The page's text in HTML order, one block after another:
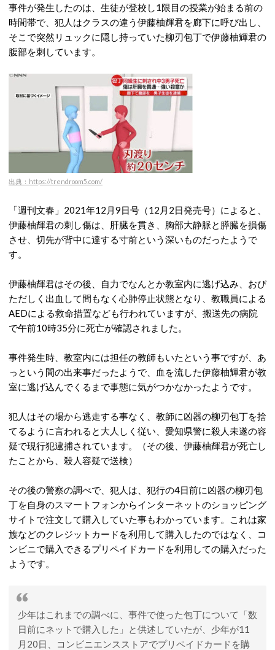
事件が発生したのは、生徒が登校し1限目の授業が始まる前の
時間帯で、犯人はクラスの違う伊藤柚輝君を廊下に呼び出し、
そこで突然リュックに隠し持っていた柳刃包丁で伊藤柚輝君の
腹部を刺しています。
出典：https://trendroom5.com/
「週刊文春」2021年12月9日号（12月2日発売号）によると、
伊藤柚輝君の刺し傷は、肝臓を貫き、胸部大静脈と膵臓を損傷
させ、切先が背中に達する寸前という深いものだったようで
す。
伊藤柚輝君はその後、自力でなんとか教室内に逃げ込み、おび
ただしく出血して間もなく心肺停止状態となり、教職員による
AEDによる救命措置なども行われていますが、搬送先の病院
で午前10時35分に死亡が確認されました。
事件発生時、教室内には担任の教師もいたという事ですが、あ
っという間の出来事だったようで、血を流した伊藤柚輝君が教
室に逃げ込んでくるまで事態に気がつかなかったようです。
犯人はその場から逃走する事なく、教師に凶器の柳刃包丁を捨
てるように言われると大人しく従い、愛知県警に殺人未遂の容
疑で現行犯逮捕されています。（その後、伊藤柚輝君が死亡し
たことから、殺人容疑で送検）
その後の警察の調べで、犯人は、犯行の4日前に凶器の柳刃包
丁を自身のスマートフォンからインターネットのショッピング
サイトで注文して購入していた事もわかっています。これは家
族などのクレジットカードを利用して購入したのではなく、コ
ンビニで購入できるプリペイドカードを利用しての購入だった
ようです。
少年はこれまでの調べに、事件で使った包丁について「数
日前にネットで購入した」と供述していたが、少年が11
月20日、コンビニエンスストアでプリペイドカードを購